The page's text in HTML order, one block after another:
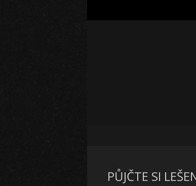
PŮJČTE SI